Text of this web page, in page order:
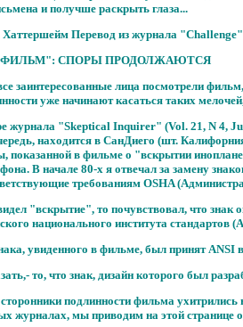
и получше раскрыть глаза...
Перевод из журнала
ФИЛЬМ": СПОРЫ ПРОДОЛЖАЮТСЯ
заинтересованные лица посмотрели
уже начинают касаться таких
журнала "Skeptical Inquirer" (Vol. 21, N 4,
находится в СанДиего (шт.
показанной в фильме о "вскрытии
В начале 80-х я отвечал за замену
требованиям OSHA
"вскрытие", то почувствовал, что
национального института стандартов
увиденного в фильме, был принят ANSI
то, что знак, дизайн которого был
подлинности фильма ухитрились
журналах, мы приводим на этой странице